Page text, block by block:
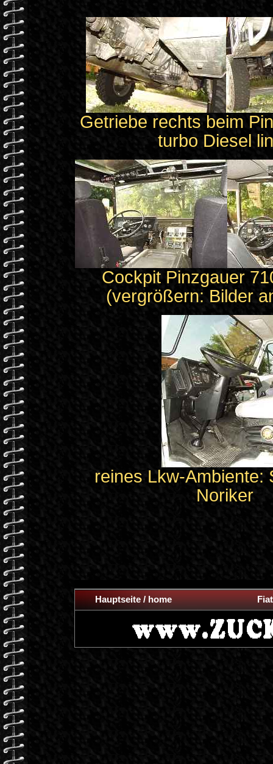
Getriebe rechts beim
turbo Diesel
Cockpit Pinzgauer
(vergrößern: Bilder
reines Lkw-Ambiente:
Noriker
Hauptseite / home Fiat